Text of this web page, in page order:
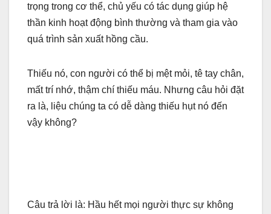
trọng trong cơ thể, chủ yếu có tác dụng giúp hệ
thần kinh hoạt động bình thường và tham gia vào
quá trình sản xuất hồng cầu.
Thiếu nó, con người có thể bị mệt mỏi, tê tay chân,
mất trí nhớ, thậm chí thiếu máu. Nhưng câu hỏi đặt
ra là, liệu chúng ta có dễ dàng thiếu hụt nó đến
vậy không?
Câu trả lời là: Hầu hết mọi người thực sự không